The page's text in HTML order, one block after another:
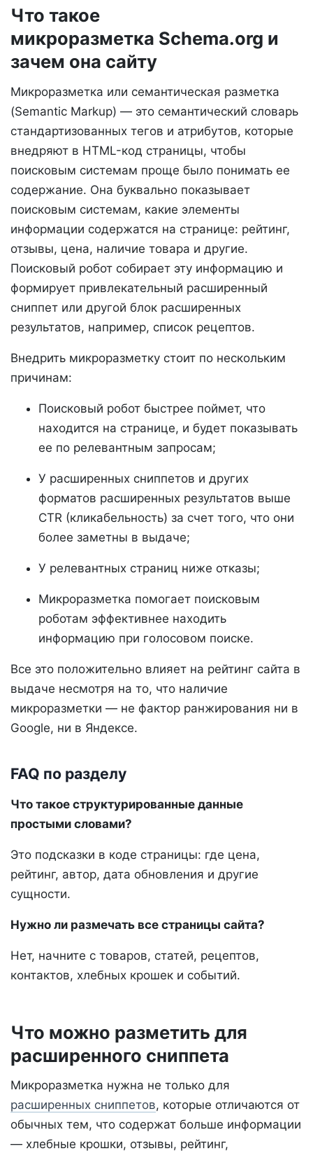
Что такое
микроразметка Schema.org и
зачем она сайту
Микроразметка или семантическая разметка
(Semantic Markup) — это семантический словарь
стандартизованных тегов и атрибутов, которые
внедряют в HTML-код страницы, чтобы
поисковым системам проще было понимать ее
содержание. Она буквально показывает
поисковым системам, какие элементы
информации содержатся на странице: рейтинг,
отзывы, цена, наличие товара и другие.
Поисковый робот собирает эту информацию и
формирует привлекательный расширенный
сниппет или другой блок расширенных
результатов, например, список рецептов.
Внедрить микроразметку стоит по нескольким
причинам:
Поисковый робот быстрее поймет, что
находится на странице, и будет показывать
ее по релевантным запросам;
У расширенных сниппетов и других
форматов расширенных результатов выше
CTR (кликабельность) за счет того, что они
более заметны в выдаче;
У релевантных страниц ниже отказы;
Микроразметка помогает поисковым
роботам эффективнее находить
информацию при голосовом поиске.
Все это положительно влияет на рейтинг сайта в
выдаче несмотря на то, что наличие
микроразметки — не фактор ранжирования ни в
Google, ни в Яндексе.
FAQ по разделу
Что такое структурированные данные
простыми словами?
Это подсказки в коде страницы: где цена,
рейтинг, автор, дата обновления и другие
сущности.
Нужно ли размечать все страницы сайта?
Нет, начните с товаров, статей, рецептов,
контактов, хлебных крошек и событий.
Что можно разметить для
расширенного сниппета
Микроразметка нужна не только для
расширенных сниппетов, которые отличаются от
обычных тем, что содержат больше информации
— хлебные крошки, отзывы, рейтинг,